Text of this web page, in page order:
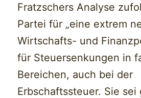
Fratzschers Analyse
Partei für „eine extrem
Wirtschafts- und
für Steuersenkungen in
Bereichen, auch bei der
Erbschaftssteuer. Sie sei